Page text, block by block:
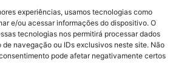
experiências, usamos tecnologias como
e/ou acessar informações do dispositivo. O
tecnologias nos permitirá processar dados
navegação ou IDs exclusivos neste site. Não
pode afetar negativamente certos
ESSA NOTÍCIA
NOTÍCIAS